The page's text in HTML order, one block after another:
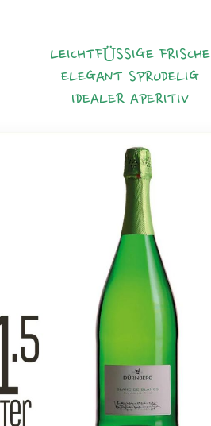
LEICHTFÜSSIGE FRISCHE
ELEGANT SPRUDELIG
IDEALER APERITIV